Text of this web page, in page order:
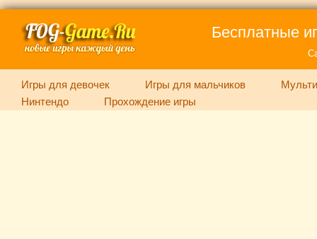
Бесплатные
Игры для девочек Игры для мальчиков
Нинтендо
Прохождение игры